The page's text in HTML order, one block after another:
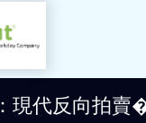
現代反向拍賣